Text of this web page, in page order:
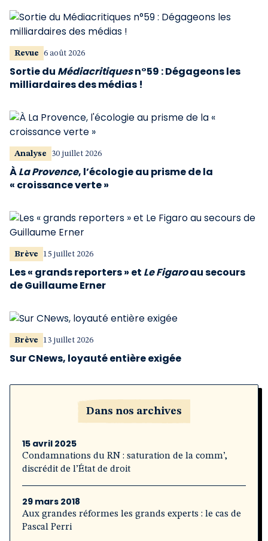
Revue 6 août 2026
Sortie du Médiacritiquesn°59 : Dégageons les
milliardaires des médias !
Analyse 30 juillet 2026
ÀLa Provence, l’écologie au prisme de la
« croissance verte »
Brève 15 juillet 2026
Les « grands reporters » et Le Figaroau secours
de Guillaume Erner
Brève 13 juillet 2026
Sur CNews, loyauté entière exigée
Dans nos archives
15 avril 2025
Condamnations du RN : saturation de la comm’,
discrédit de l’État de droit
29 mars 2018
Aux grandes réformes les grands experts : le cas de
Pascal Perri